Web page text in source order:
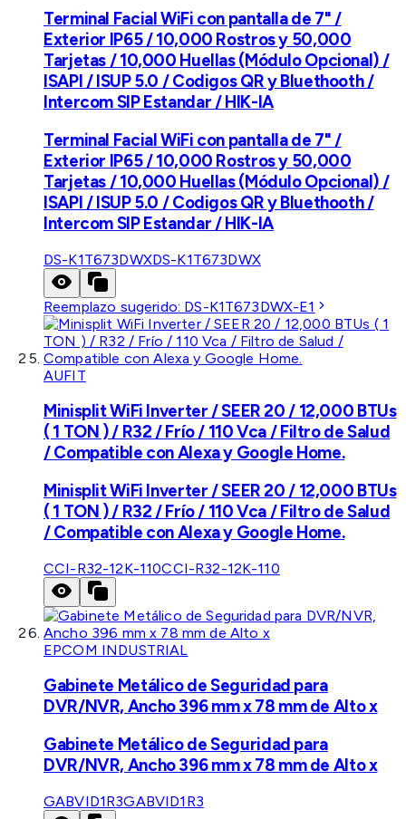
Terminal Facial WiFi con pantalla de 7" /
Exterior IP65 / 10,000 Rostros y 50,000
Tarjetas / 10,000 Huellas (Módulo Opcional) /
ISAPI / ISUP 5.0 / Codigos QR y Bluethooth /
Intercom SIP Estandar / HIK-IA
Terminal Facial WiFi con pantalla de 7" /
Exterior IP65 / 10,000 Rostros y 50,000
Tarjetas / 10,000 Huellas (Módulo Opcional) /
ISAPI / ISUP 5.0 / Codigos QR y Bluethooth /
Intercom SIP Estandar / HIK-IA
DS-K1T673DWXDS-K1T673DWX
Reemplazo sugerido: DS-K1T673DWX-E1
AUFIT
Minisplit WiFi Inverter / SEER 20 / 12,000 BTUs
( 1 TON ) / R32 / Frío / 110 Vca / Filtro de Salud
/ Compatible con Alexa y Google Home.
Minisplit WiFi Inverter / SEER 20 / 12,000 BTUs
( 1 TON ) / R32 / Frío / 110 Vca / Filtro de Salud
/ Compatible con Alexa y Google Home.
CCI-R32-12K-110CCI-R32-12K-110
EPCOM INDUSTRIAL
Gabinete Metálico de Seguridad para
DVR/NVR, Ancho 396 mm x 78 mm de Alto x
Gabinete Metálico de Seguridad para
DVR/NVR, Ancho 396 mm x 78 mm de Alto x
GABVID1R3GABVID1R3